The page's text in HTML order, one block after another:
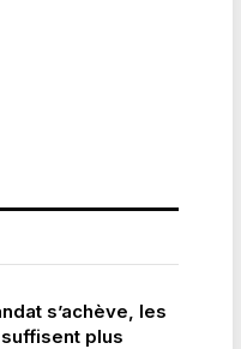
s’achève, les
plus